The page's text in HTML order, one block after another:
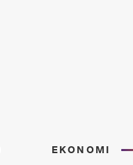
EKONOMI